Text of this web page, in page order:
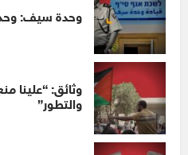
وحدة سيف:
وثائق: “علينا
والتطور”